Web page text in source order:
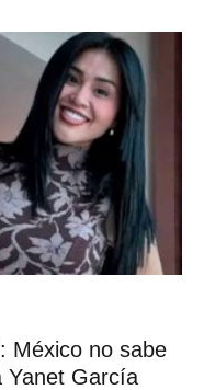
México no sabe
Yanet García